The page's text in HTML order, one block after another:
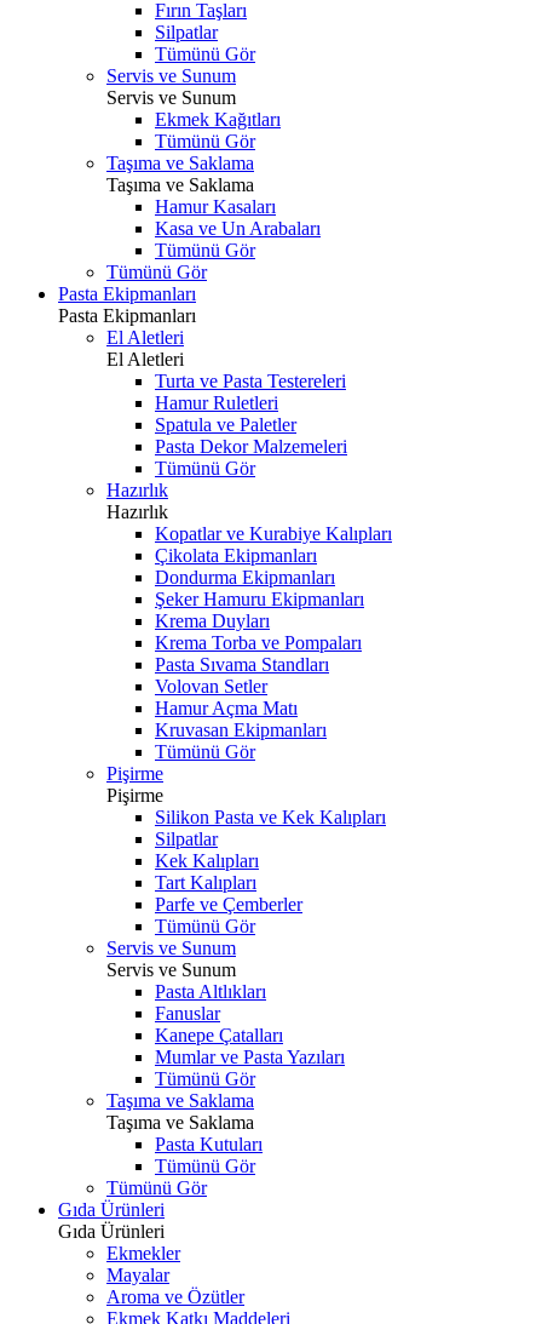
Fırın Taşları
Silpatlar
Tümünü Gör
Servis ve Sunum
Servis ve Sunum
Ekmek Kağıtları
Tümünü Gör
Taşıma ve Saklama
Taşıma ve Saklama
Hamur Kasaları
Kasa ve Un Arabaları
Tümünü Gör
Tümünü Gör
Pasta Ekipmanları
Pasta Ekipmanları
El Aletleri
El Aletleri
Turta ve Pasta Testereleri
Hamur Ruletleri
Spatula ve Paletler
Pasta Dekor Malzemeleri
Tümünü Gör
Hazırlık
Hazırlık
Kopatlar ve Kurabiye Kalıpları
Çikolata Ekipmanları
Dondurma Ekipmanları
Şeker Hamuru Ekipmanları
Krema Duyları
Krema Torba ve Pompaları
Pasta Sıvama Standları
Volovan Setler
Hamur Açma Matı
Kruvasan Ekipmanları
Tümünü Gör
Pişirme
Pişirme
Silikon Pasta ve Kek Kalıpları
Silpatlar
Kek Kalıpları
Tart Kalıpları
Parfe ve Çemberler
Tümünü Gör
Servis ve Sunum
Servis ve Sunum
Pasta Altlıkları
Fanuslar
Kanepe Çatalları
Mumlar ve Pasta Yazıları
Tümünü Gör
Taşıma ve Saklama
Taşıma ve Saklama
Pasta Kutuları
Tümünü Gör
Tümünü Gör
Gıda Ürünleri
Gıda Ürünleri
Ekmekler
Mayalar
Aroma ve Özütler
Ekmek Katkı Maddeleri